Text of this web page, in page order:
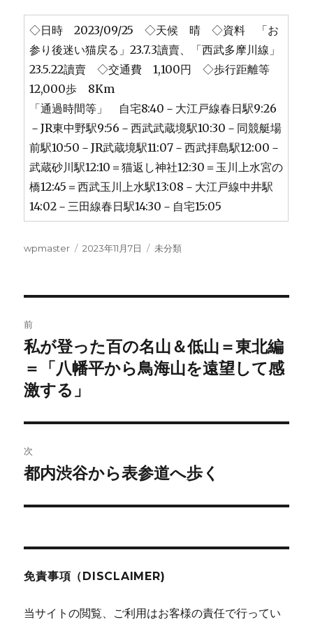
◇日時 2023/09/25 ◇天候 晴 ◇資料 「お
参り後迷い猫戻る」23.7.3讀賣、「西武多摩川線」
23.5.22讀賣 ◇交通費 1,100円 ◇歩行距離等
12,000歩 8Km
「通過時間等」 自宅8:40－大江戸線春日駅9:26
－JR東中野駅9:56－西武武蔵境駅10:30－同競艇場
前駅10:50－JR武蔵境駅11:07－西武拝島駅12:00－
武蔵砂川駅12:10＝猫返し神社12:30＝玉川上水宮の
橋12:45＝西武玉川上水駅13:08－大江戸線中井駅
14:02－三田線春日駅14:30－自宅15:05
投
wpmaster
投
2023年11月7日
カ
未分類
稿
ナ
ビ
ゲ
ー
シ
ン
前
前
の
投
私が登った百の名山＆低山＝東北編
＝「八幡平から鳥海山を遠望して感
激する」
次
次
投
都内渋谷から表参道へ歩く
免責事項（DISCLAIMER)
当サイトの閲覧、ご利用はお客様の責任で行ってい